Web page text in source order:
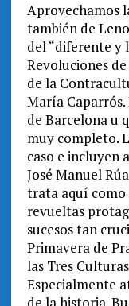
Aprovechamos
también de
del “diferente y
Revoluciones
de la
María Caparrós.
de Barcelona u
muy completo.
caso e incluyen
José Manuel
trata aquí como
revueltas
sucesos tan
Primavera de
las Tres
Especialmente